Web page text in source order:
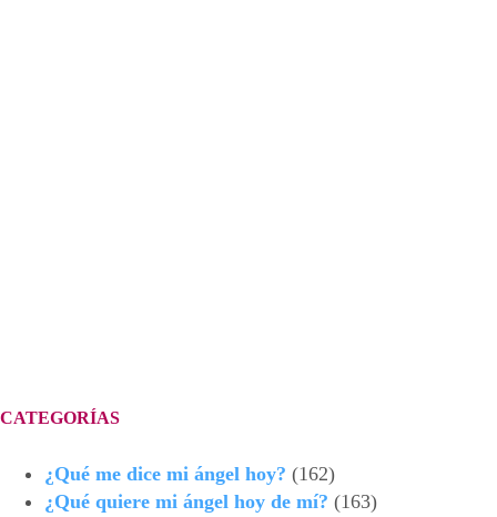
CATEGORÍAS
¿Qué me dice mi ángel hoy? (162)
¿Qué quiere mi ángel hoy de mí? (163)